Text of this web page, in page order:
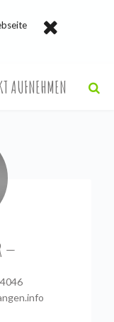
AUFNEHMEN